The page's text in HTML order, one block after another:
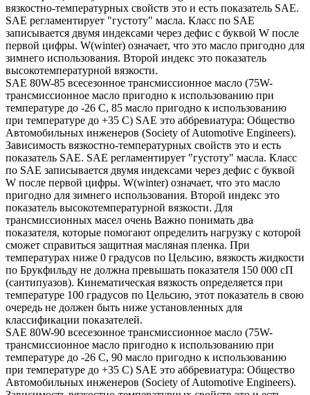
вязкостно-температурных свойств это и есть показатель SAE.
SAE регламентирует "густоту" масла. Класс по SAE
записывается двумя индексами через дефис с буквой W после
первой цифры. W(winter) означает, что это масло пригодно для
зимнего использования. Второй индекс это показатель
высокотемпературной вязкости.
SAE 80W-85 всесезонное трансмиссионное масло (75W-
трансмиссионное масло пригодно к использованию при
температуре до -26 С, 85 масло пригодно к использованию
при температуре до +35 С) SAE это аббревиатура: Общество
Автомобильных инженеров (Society of Automotive Engineers).
Зависимость вязкостно-температурных свойств это и есть
показатель SAE. SAE регламентирует "густоту" масла. Класс
по SAE записывается двумя индексами через дефис с буквой
W после первой цифры. W(winter) означает, что это масло
пригодно для зимнего использования. Второй индекс это
показатель высокотемпературной вязкости. Для
трансмиссионных масел очень Важно понимать два
показателя, которые помогают определить нагрузку с которой
сможет справиться защитная масляная пленка. При
температурах ниже 0 градусов по Цельсию, вязкость жидкости
по Брукфильду не должна превышать показателя 150 000 сП
(сантипуазов). Кинематическая вязкость определяется при
температуре 100 градусов по Цельсию, этот показатель в свою
очередь не должен быть ниже установленных для
классификации показателей.
SAE 80W-90 всесезонное трансмиссионное масло (75W-
трансмиссионное масло пригодно к использованию при
температуре до -26 С, 90 масло пригодно к использованию
при температуре до +35 С) SAE это аббревиатура: Общество
Автомобильных инженеров (Society of Automotive Engineers).